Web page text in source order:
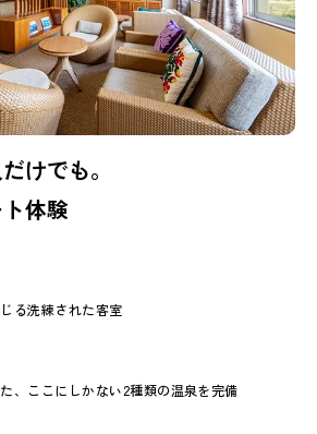
けでも。
体験
る洗練された客室
、ここにしかない2種類の温泉を完備